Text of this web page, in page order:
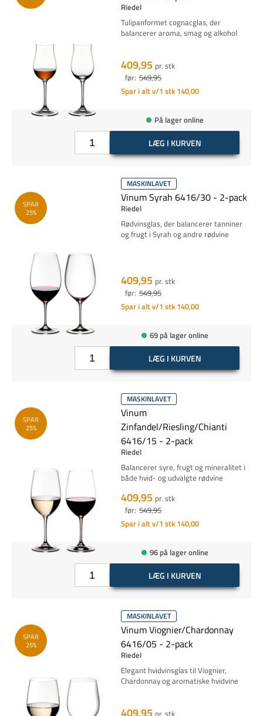
Riedel
Tulipanformet cognacglas, der
balancerer aroma, smag og alkohol
409,95 pr. stk
før: 549,95
Spar i alt v/1 stk 140,00
På lager online
LÆG I KURVEN
SPAR
25%
MASKINLAVET
Vinum Syrah 6416/30 - 2-pack
Riedel
Rødvinsglas, der balancerer tanniner
og frugt i Syrah og andre rødvine
409,95 pr. stk
før: 549,95
Spar i alt v/1 stk 140,00
69 på lager online
LÆG I KURVEN
SPAR
25%
MASKINLAVET
Vinum
Zinfandel/Riesling/Chianti
6416/15 - 2-pack
Riedel
Balancerer syre, frugt og mineralitet i
både hvid- og udvalgte rødvine
409,95 pr. stk
før: 549,95
Spar i alt v/1 stk 140,00
96 på lager online
LÆG I KURVEN
SPAR
25%
MASKINLAVET
Vinum Viognier/Chardonnay
6416/05 - 2-pack
Riedel
Elegant hvidvinsglas til Viognier,
Chardonnay og aromatiske hvidvine